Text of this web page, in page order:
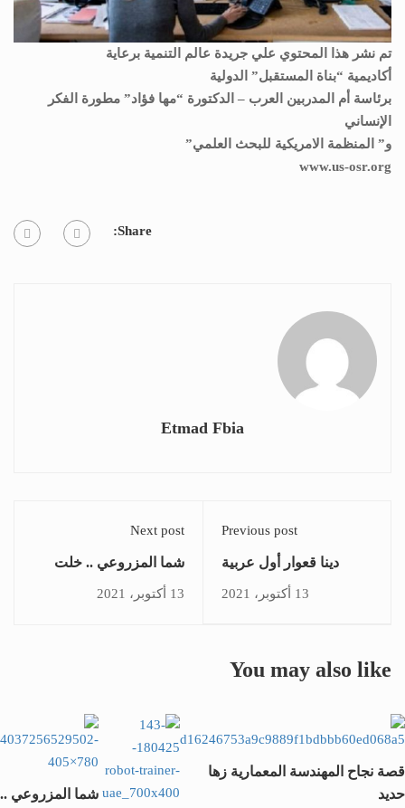
تم نشر هذا المحتوي علي جريدة عالم التنمية برعاية
أكاديمية “بناة المستقبل” الدولية
برئاسة أم المدربين العرب – الدكتورة “مها فؤاد” مطورة الفكر
الإنساني
و” المنظمة الامريكية للبحث العلمي”
www.us-osr.org
Share:
Etmad Fbia
Previous post
دينا قعوار أول عربية
ترأس مجلس الأمن
13 أكتوبر، 2021
Next post
شما المزروعي .. خلت
موسوعة جينيس للأرقام
13 أكتوبر، 2021
You may also like
قصة نجاح المهندسة المعمارية زها
حديد
شما المزروعي ..